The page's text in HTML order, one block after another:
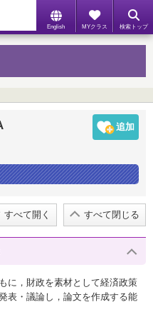
English MYクラス 検索トップ
すべて開く すべて閉じる
に，財政を素材として経済政策
表・議論し，論文を作成する能